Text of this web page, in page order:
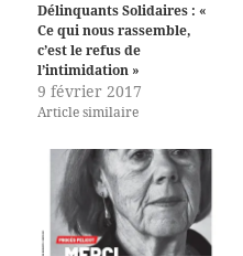
Délinquants Solidaires : «
Ce qui nous rassemble,
c’est le refus de
l’intimidation »
9 février 2017
Article similaire